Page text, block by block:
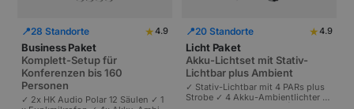
📍28 Standorte ★4.9
Business Paket
Komplett-Setup für
Konferenzen bis 160
Personen
✓ 2x HK Audio Polar 12 Säulen ✓ 1
📍20 Standorte ★4.9
Licht Paket
Akku-Lichtset mit Stativ-
Lichtbar plus Ambient
✓ Stativ-Lichtbar mit 4 PARs plus
Strobe ✓ 4 Akku-Ambientlichter ✓